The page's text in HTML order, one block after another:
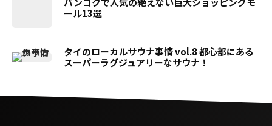
ール13選
タイのローカルサウナ事情 vol.8 都心部にある
スーパーラグジュアリーなサウナ！